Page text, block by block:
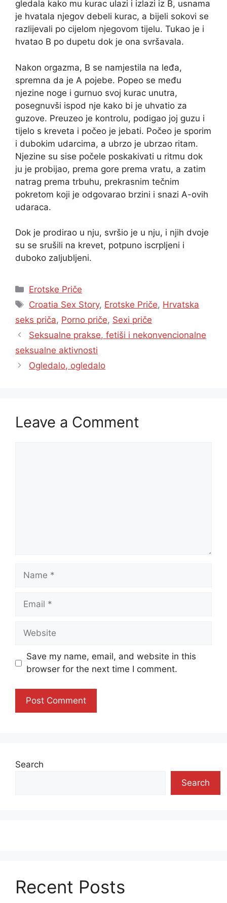
gledala kako mu kurac ulazi i izlazi iz B, usnama
je hvatala njegov debeli kurac, a bijeli sokovi se
razlijevali po cijelom njegovom tijelu. Tukao je i
hvatao B po dupetu dok je ona svršavala.
Nakon orgazma, B se namjestila na leđa,
spremna da je A pojebe. Popeo se među
njezine noge i gurnuo svoj kurac unutra,
posegnuvši ispod nje kako bi je uhvatio za
guzove. Preuzeo je kontrolu, podigao joj guzu i
tijelo s kreveta i počeo je jebati. Počeo je sporim
i dubokim udarcima, a ubrzo je ubrzao ritam.
Njezine su sise počele poskakivati ​​u ritmu dok
ju je probijao, prema gore prema vratu, a zatim
natrag prema trbuhu, prekrasnim tečnim
pokretom koji je odgovarao brzini i snazi ​​A-ovih
udaraca.
Dok je prodirao u nju, svršio je u nju, i njih dvoje
su se srušili na krevet, potpuno iscrpljeni i
duboko zaljubljeni.
Categories
Erotske Priče
Tags
Croatia Sex Story, Erotske Priče, Hrvatska
seks priča, Porno priče, Sexi priče
Seksualne prakse, fetiši i nekonvencionalne
seksualne aktivnosti
Ogledalo, ogledalo
Leave a Comment
Name
Email
Website
Save my name, email, and website in this
browser for the next time I comment.
Search
Search
Recent Posts